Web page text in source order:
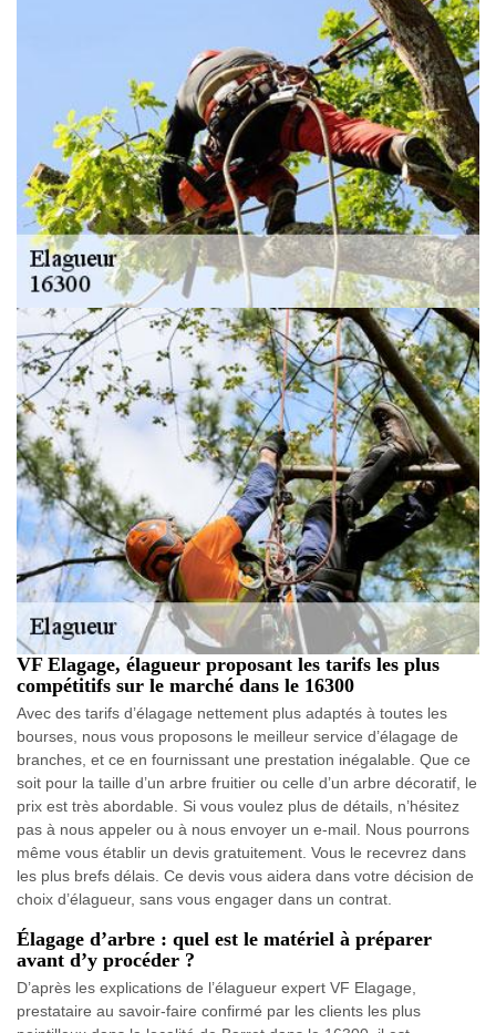
VF Elagage, élagueur proposant les tarifs les plus
compétitifs sur le marché dans le 16300
Avec des tarifs d’élagage nettement plus adaptés à toutes les
bourses, nous vous proposons le meilleur service d’élagage de
branches, et ce en fournissant une prestation inégalable. Que ce
soit pour la taille d’un arbre fruitier ou celle d’un arbre décoratif, le
prix est très abordable. Si vous voulez plus de détails, n’hésitez
pas à nous appeler ou à nous envoyer un e-mail. Nous pourrons
même vous établir un devis gratuitement. Vous le recevrez dans
les plus brefs délais. Ce devis vous aidera dans votre décision de
choix d’élagueur, sans vous engager dans un contrat.
Élagage d’arbre : quel est le matériel à préparer
avant d’y procéder ?
D’après les explications de l’élagueur expert VF Elagage,
prestataire au savoir-faire confirmé par les clients les plus